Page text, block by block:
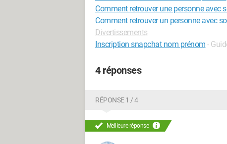
Comment retrouver une personne avec
Comment retrouver un personne avec
Divertissements
Inscription snapchat nom prénom -
4 réponses
RÉPONSE 1 / 4
Meilleure réponse